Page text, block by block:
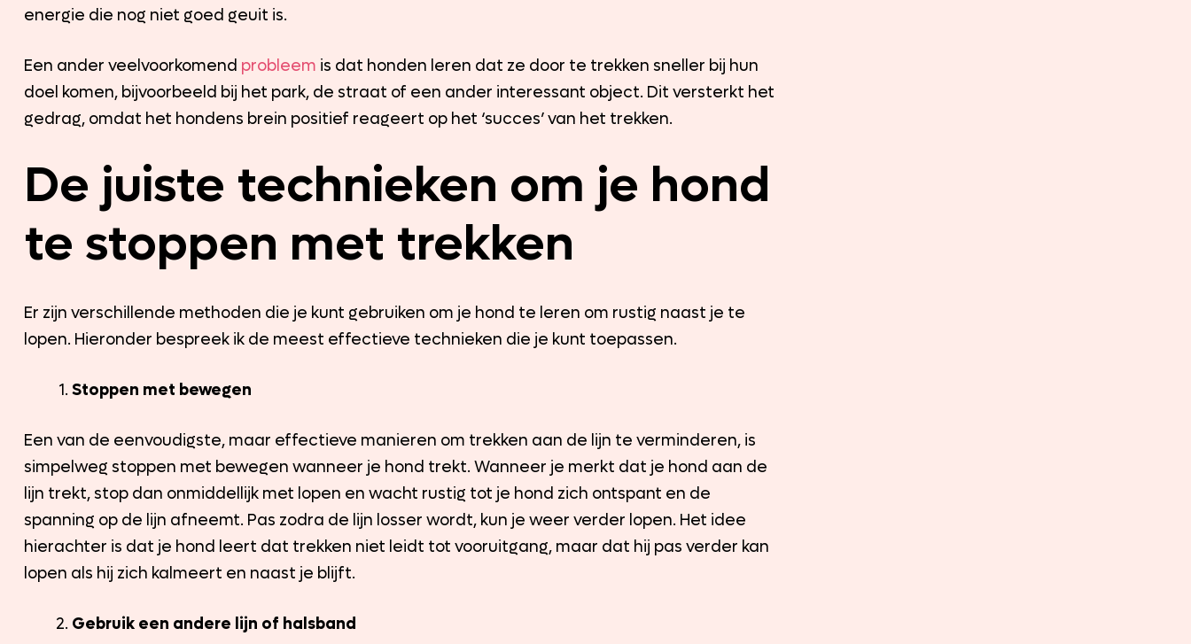
energie die nog niet goed geuit is.
Een ander veelvoorkomend probleem is dat honden leren dat ze door te trekken sneller bij hun
doel komen, bijvoorbeeld bij het park, de straat of een ander interessant object. Dit versterkt het
gedrag, omdat het hondens brein positief reageert op het ‘succes’ van het trekken.
De juiste technieken om je hond
te stoppen met trekken
Er zijn verschillende methoden die je kunt gebruiken om je hond te leren om rustig naast je te
lopen. Hieronder bespreek ik de meest effectieve technieken die je kunt toepassen.
Stoppen met bewegen
Een van de eenvoudigste, maar effectieve manieren om trekken aan de lijn te verminderen, is
simpelweg stoppen met bewegen wanneer je hond trekt. Wanneer je merkt dat je hond aan de
lijn trekt, stop dan onmiddellijk met lopen en wacht rustig tot je hond zich ontspant en de
spanning op de lijn afneemt. Pas zodra de lijn losser wordt, kun je weer verder lopen. Het idee
hierachter is dat je hond leert dat trekken niet leidt tot vooruitgang, maar dat hij pas verder kan
lopen als hij zich kalmeert en naast je blijft.
Gebruik een andere lijn of halsband